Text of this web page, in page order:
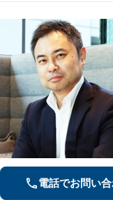
電話でお問い